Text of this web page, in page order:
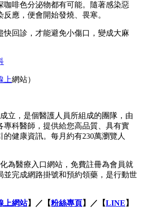
咖啡色分泌物都有可能。隨著感染惡
應，便會開始發燒、畏寒。
快回診，才能避免小傷口，變成大麻
上網站）
立，是個醫護人員所組成的團隊，由
專科醫師，提供給您高品質、具有實
健康資訊。每月約有230萬瀏覽人
為醫療入口網站，免費註冊為會員就
並完成網路掛號和預約領藥，是行動世
上網站】／【粉絲專頁】／【LINE 】